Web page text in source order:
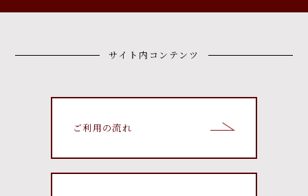
サイト内コンテンツ
ご利用の流れ